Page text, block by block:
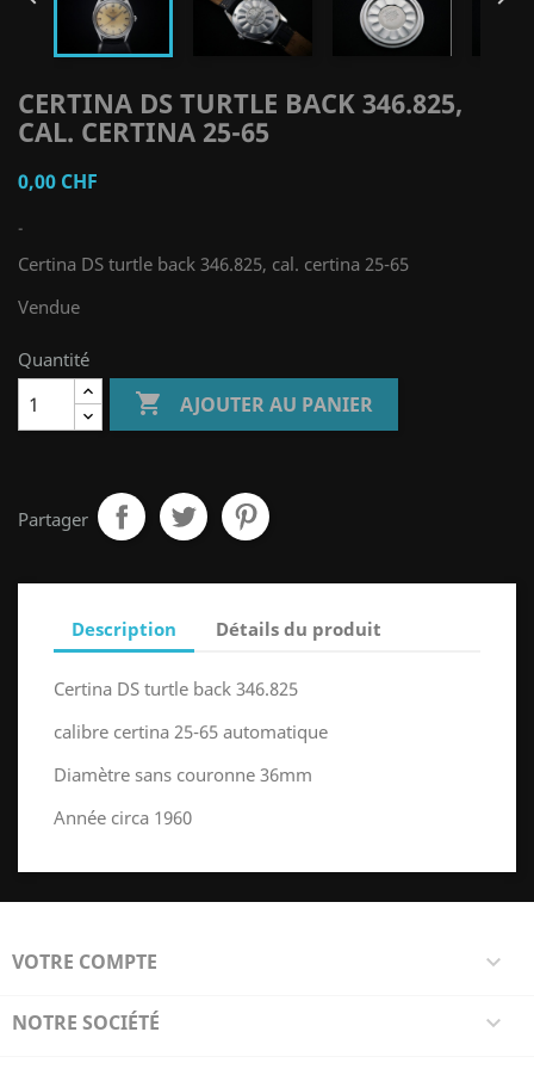
CERTINA DS TURTLE BACK 346.825,
CAL. CERTINA 25-65
0,00 CHF
-
Certina DS turtle back 346.825, cal. certina 25-65
Vendue
Quantité
 AJOUTER AU PANIER
Partager
Description Détails du produit
Certina DS turtle back 346.825
calibre certina 25-65 automatique
Diamètre sans couronne 36mm
Année circa 1960
VOTRE COMPTE 
NOTRE SOCIÉTÉ 